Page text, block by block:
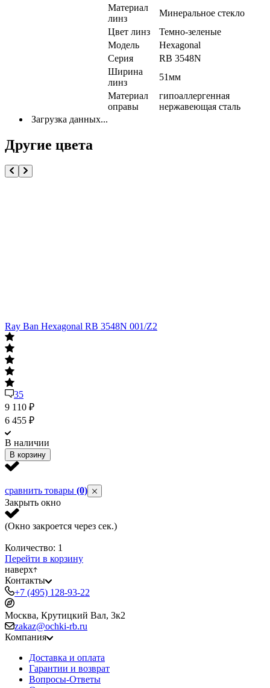
Материал
линз
Минеральное стекло
Цвет линз
Темно-зеленые
Модель
Hexagonal
Серия
RB 3548N
Ширина
линз
51мм
Материал
оправы
гипоаллергенная
нержавеющая сталь
Загрузка данных...
Другие цвета
Ray Ban Hexagonal RB 3548N 001/Z2
35
9 110 ₽
6 455 ₽
В наличии
В корзину
сравнить товары (0)
Закрыть окно
(Окно закроется через сек.)
Количество: 1
Перейти в корзину
наверх
Контакты
+7 (495) 128-93-22
Москва, Крутицкий Вал, 3к2
zakaz@ochki-rb.ru
Компания
Доставка и оплата
Гарантии и возврат
Вопросы-Ответы